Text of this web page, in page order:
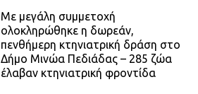
Με μεγάλη συμμετοχή
ολοκληρώθηκε η δωρεάν,
πενθήμερη κτηνιατρική δράση στο
Δήμο Μινώα Πεδιάδας – 285 ζώα
έλαβαν κτηνιατρική φροντίδα